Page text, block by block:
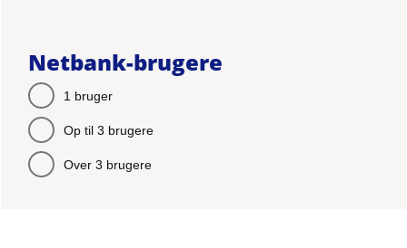
Netbank-brugere
1 bruger
Op til 3 brugere
Over 3 brugere